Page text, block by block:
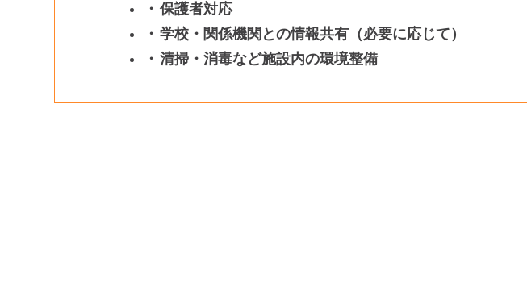
保護者対応
学校・関係機関との情報共有（必要に応じて）
清掃・消毒など施設内の環境整備